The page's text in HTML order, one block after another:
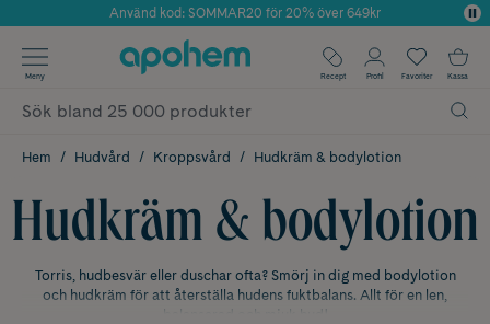
Årets Butik 2025 inom Skönhet
Använd kod: SOMMAR20 för 20% över 649kr
✓ Fri frakt
✓ Poäng på alla köp*
Meny Recept Profil Favoriter Kassa
Hem Hudvård Kroppsvård Hudkräm & bodylotion
Hudkräm & bodylotion
Torris, hudbesvär eller duschar ofta? Smörj in dig med bodylotion
och hudkräm för att återställa hudens fuktbalans. Allt för en len,
balanserad och mjuk hud!